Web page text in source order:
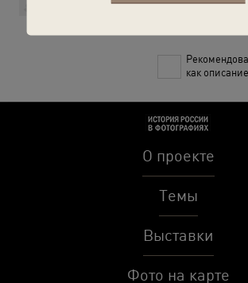
как описание
О проекте
Темы
Выставки
Фото на карте